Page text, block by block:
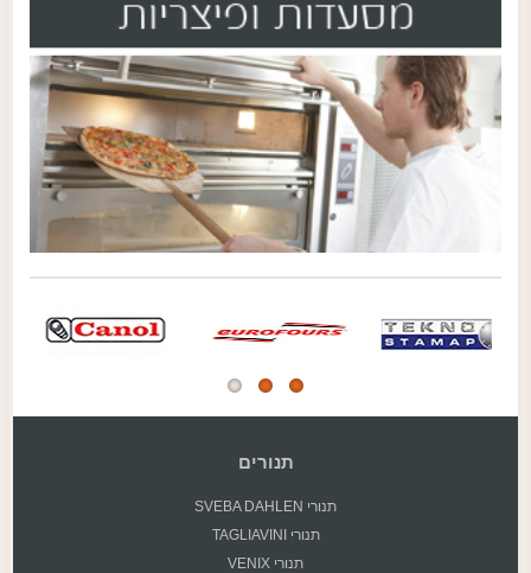
תנורים
תנורי SVEBA DAHLEN
תנורי TAGLIAVINI
תנורי VENIX